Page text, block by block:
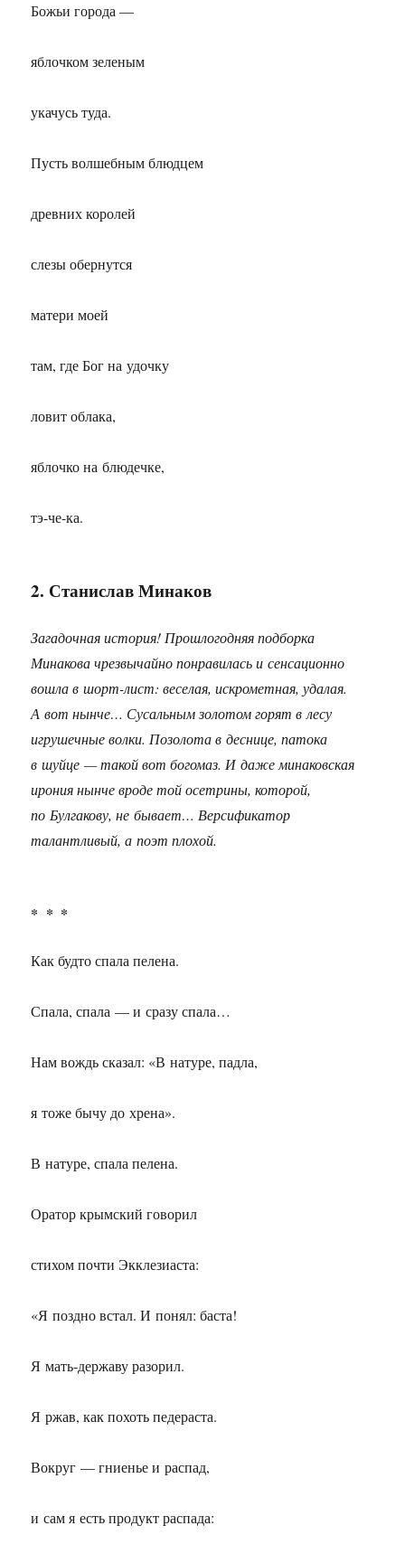
Божьи города —
яблочком зеленым
укачусь туда.
Пусть волшебным блюдцем
древних королей
слезы обернутся
матери моей
там, где Бог на удочку
ловит облака,
яблочко на блюдечке,
тэ-че-ка.
2. Станислав Минаков
Загадочная история! Прошлогодняя подборка
Минакова чрезвычайно понравилась и сенсационно
вошла в шорт-лист: веселая, искрометная, удалая.
А вот нынче… Сусальным золотом горят в лесу
игрушечные волки. Позолота в деснице, патока
в шуйце — такой вот богомаз. И даже минаковская
ирония нынче вроде той осетрины, которой,
по Булгакову, не бывает… Версификатор
талантливый, а поэт плохой.
* * *
Как будто спала пелена.
Спала, спала — и сразу спала…
Нам вождь сказал: «В натуре, падла,
я тоже бычу до хрена».
В натуре, спала пелена.
Оратор крымский говорил
стихом почти Экклезиаста:
«Я поздно встал. И понял: баста!
Я мать-державу разорил.
Я ржав, как похоть педераста.
Вокруг — гниенье и распад,
и сам я есть продукт распада: